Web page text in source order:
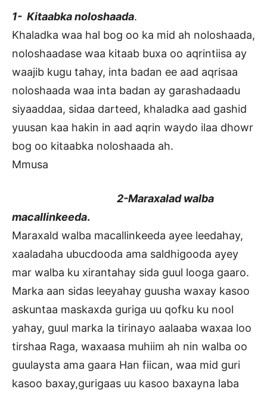
1- Kitaabka noloshaada.
Khaladka waa hal bog oo ka mid ah noloshaada,
noloshaadase waa kitaab buxa oo aqrintiisa ay
waajib kugu tahay, inta badan ee aad aqrisaa
noloshaada waa inta badan ay garashadaadu
siyaaddaa, sidaa darteed, khaladka aad gashid
yuusan kaa hakin in aad aqrin waydo ilaa dhowr
bog oo kitaabka noloshaada ah.
Mmusa
2-Maraxalad walba
macallinkeeda.
Maraxald walba macallinkeeda ayee leedahay,
xaaladaha ubucdooda ama saldhigooda ayey
mar walba ku xirantahay sida guul looga gaaro.
Marka aan sidas leeyahay guusha waxay kasoo
askuntaa maskaxda guriga uu qofku ku nool
yahay, guul marka la tirinayo aalaaba waxaa loo
tirshaa Raga, waxaasa muhiim ah nin walba oo
guulaysta ama gaara Han fiican, waa mid guri
kasoo baxay,gurigaas uu kasoo baxayna laba